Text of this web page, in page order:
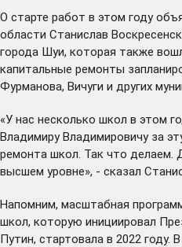
О старте работ в этом году
области Станислав
города Шуи, которая также
капитальные ремонты
Фурманова, Вичуги и других
«У нас несколько школ в этом
Владимиру Владимировичу за
ремонта школ. Так что делаем.
высшем уровне», - сказал
Напомним, масштабная
школ, которую инициировал
Путин, стартовала в 2022 году.